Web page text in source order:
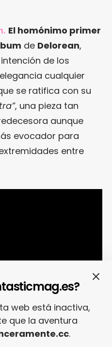
El homónimo primer
de Delorean,
de los
cualquier
se ratifica con su
, una pieza tan
aunque
evocador para
entre
web está inactiva,
que la aventura
.